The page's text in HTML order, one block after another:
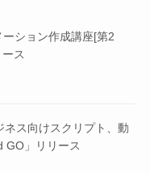
ション作成講座[第2
ス
ス向けスクリプト、動
GO」リリース